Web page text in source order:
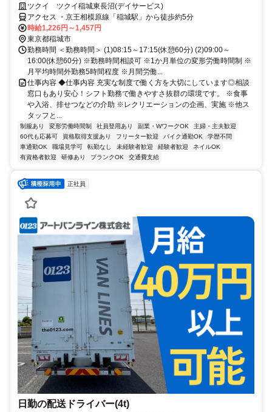
介護スタッフ求人】
ツクイ ツクイ稲城東長沼(デイサービス)
アクセス ・京王相模原線「稲城駅」から徒歩約5分
時給1,226円～1,457円
東京都稲城市
勤務時間 ＜勤務時間＞ (1)08:15～17:15(休憩60分) (2)09:00～
16:00(休憩60分) ※勤務時間相談可 ※1か月単位の変形労働時間制 ※
月平均時間外勤務5時間程度 ※月間労働...
仕事内容 ◆仕事内容 充実な制度で働く方を大切にしています◎相談
窓口もあり安心！シフト勤務で働きやすさ抜群の環境です。 ※食事
や入浴、排せつなどの介助 ※レクリエーションの企画、実施 ※他ス
タッフと...
制服あり 変形労働時間制 社員登用あり 副業・WワークOK
主婦・主夫歓迎
60代も応募可
資格取得支援あり フリーター歓迎 バイク通勤OK
学歴不問
車通勤OK
職場見学可 転勤なし 未経験者歓迎 経験者歓迎
ネイルOK
有資格者歓迎
研修あり ブランクOK 交通費支給
正社員
日勤の配送ドライバー(4t)